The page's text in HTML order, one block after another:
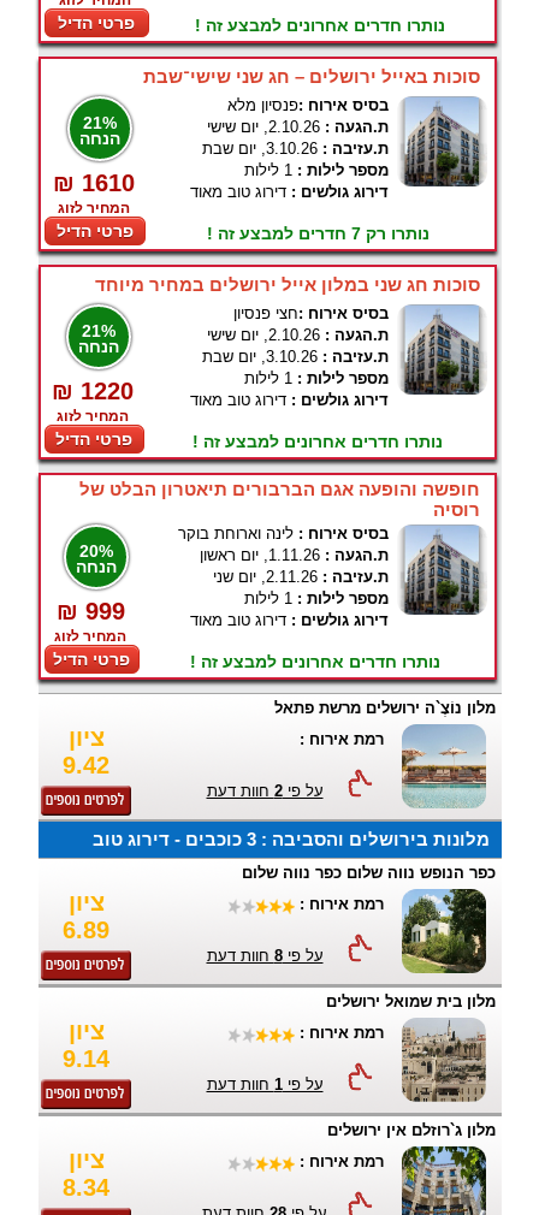
פרטי הדיל נותרו חדרים אחרונים למבצע זה !
סוכות באייל ירושלים – חג שני שישי־שבת
21%
הנחה
₪ 1610
המחיר לזוג
פרטי הדיל
בסיס אירוח :פנסיון מלא
ת.הגעה : 2.10.26, יום שישי
ת.עזיבה : 3.10.26, יום שבת
מספר לילות : 1 לילות
דירוג גולשים : דירוג טוב מאוד
נותרו רק 7 חדרים למבצע זה !
סוכות חג שני במלון אייל ירושלים במחיר מיוחד
21%
הנחה
₪ 1220
המחיר לזוג
פרטי הדיל
בסיס אירוח :חצי פנסיון
ת.הגעה : 2.10.26, יום שישי
ת.עזיבה : 3.10.26, יום שבת
מספר לילות : 1 לילות
דירוג גולשים : דירוג טוב מאוד
נותרו חדרים אחרונים למבצע זה !
חופשה והופעה אגם הברבורים תיאטרון הבלט של
רוסיה
20%
הנחה
₪ 999
המחיר לזוג
פרטי הדיל
בסיס אירוח : לינה וארוחת בוקר
ת.הגעה : 1.11.26, יום ראשון
ת.עזיבה : 2.11.26, יום שני
מספר לילות : 1 לילות
דירוג גולשים : דירוג טוב מאוד
נותרו חדרים אחרונים למבצע זה !
מלון נוֹצֶ`ה ירושלים מרשת פתאל
ציון
9.42
רמת אירוח :
על פי2 חוות דעת
מלונות בירושלים והסביבה : 3 כוכבים - דירוג טוב
כפר הנופש נווה שלום כפר נווה שלום
ציון
6.89
רמת אירוח :
על פי8 חוות דעת
מלון בית שמואל ירושלים
ציון
9.14
רמת אירוח :
על פי1 חוות דעת
מלון ג`רוזלם אין ירושלים
ציון
8.34
רמת אירוח :